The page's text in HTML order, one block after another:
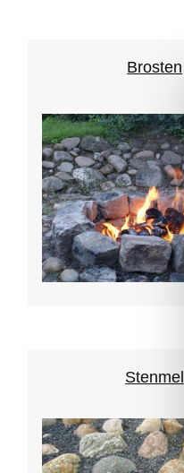
Brosten
Stenmel